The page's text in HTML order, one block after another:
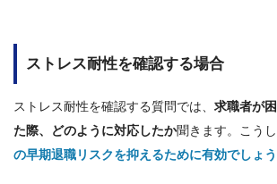
ストレス耐性を確認する場合
ストレス耐性を確認する質問では、 求職者が
た際、どのように対応したか聞きます。こうし
の早期退職リスクを抑えるために有効でしょう